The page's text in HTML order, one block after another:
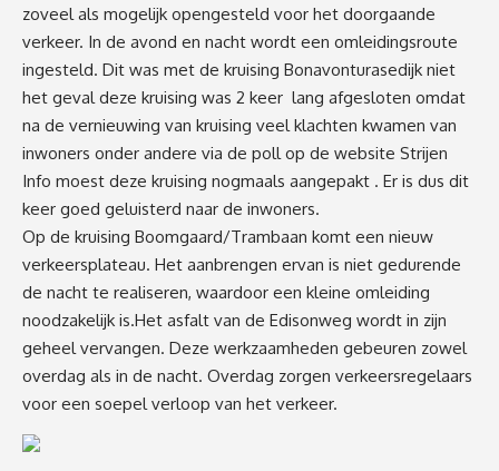
zoveel als mogelijk opengesteld voor het doorgaande
verkeer. In de avond en nacht wordt een omleidingsroute
ingesteld. Dit was met de kruising Bonavonturasedijk niet
het geval deze kruising was 2 keer lang afgesloten omdat
na de vernieuwing van kruising veel klachten kwamen van
inwoners onder andere via de poll op de website Strijen
Info moest deze kruising nogmaals aangepakt . Er is dus dit
keer goed geluisterd naar de inwoners.
Op de kruising Boomgaard/Trambaan komt een nieuw
verkeersplateau. Het aanbrengen ervan is niet gedurende
de nacht te realiseren, waardoor een kleine omleiding
noodzakelijk is.Het asfalt van de Edisonweg wordt in zijn
geheel vervangen. Deze werkzaamheden gebeuren zowel
overdag als in de nacht. Overdag zorgen verkeersregelaars
voor een soepel verloop van het verkeer.